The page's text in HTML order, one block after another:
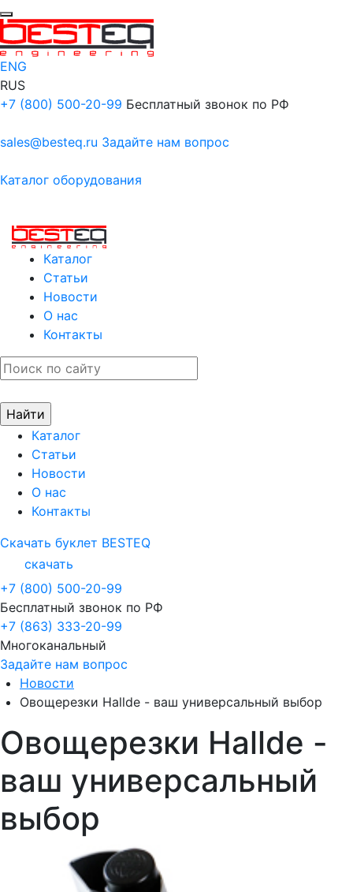
ENG
RUS
+7 (800) 500-20-99 Бесплатный звонок по РФ
sales@besteq.ru Задайте нам вопрос
Каталог оборудования
Каталог
Статьи
Новости
О нас
Контакты
Каталог
Статьи
Новости
О нас
Контакты
Скачать буклет BESTEQ
скачать
+7 (800) 500-20-99
Бесплатный звонок по РФ
+7 (863) 333-20-99
Многоканальный
Задайте нам вопрос
Новости
Овощерезки Hallde - ваш универсальный выбор
Овощерезки Hallde -
ваш универсальный
выбор